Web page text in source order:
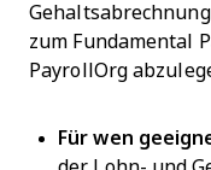
zum Fundamental
PayrollOrg
Für wen